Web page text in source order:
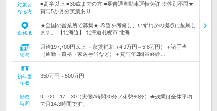
対象と
なる方
■高卒以上 ■30歳までの方 ■要普通自動車運転免許 ※性別不問★
賞与5か月分実績あり
勤務地
★全国の営業所で募集★ 希望を考慮し、いずれかの拠点に配属し
ます。 【北海道】 北海道札幌市 北海…
給与
月給197,700円以上 ＋家賃補助（4.0万円～5.8万円）＋諸手当
（通勤・資格・家族手当など）＋賞与年2回※経験…
初年度
年収
350万円～500万円
勤務
時間
9：00～17：30（実働7時間30分／休憩60分）★残業は全体平均
で月14.3時間です。